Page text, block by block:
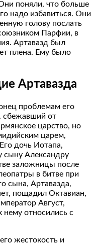
поняли, что больше
надо избавиться. Они
голову послать
Парфии, в
Артавазд был
плена. Ему было
Артавазда
проблемам его
сбежавший от
царство, но
царем,
дочь Иотапа,
сыну Александру
заложницы после
в битве при
сына, Артавазда,
пощадил Октавиан,
Август,
нему относились с
жестокость и